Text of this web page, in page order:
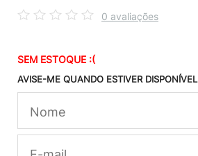
0 avaliações
SEM ESTOQUE :(
AVISE-ME QUANDO ESTIVER DISPONÍVEL